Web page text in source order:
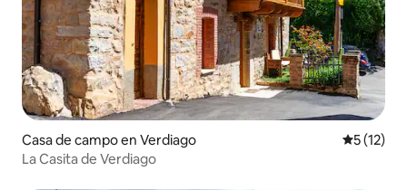
Casa de campo en Verdiago
5 (12)
La Casita de Verdiago